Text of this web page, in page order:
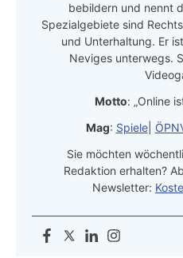
bebildern und nennt
Spezialgebiete sind
und Unterhaltung. Er
Neviges unterwegs.
Motto: „Online
Mag: Spiele|
Sie möchten
Redaktion erhalten?
Newsletter: